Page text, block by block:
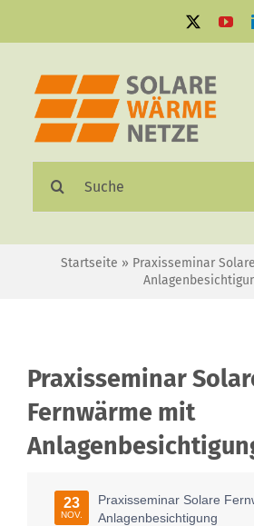
springen
Solare Wärmenetze
Über uns
nach:
Startseite » Praxisseminar
Praxisseminar
Fernwärme mit
23
NOV.
Praxisseminar Solare
Anlagenbesichtigung